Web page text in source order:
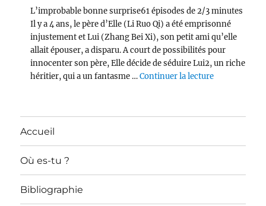
L’improbable bonne surprise61 épisodes de 2/3 minutes
Il y a 4 ans, le père d’Elle (Li Ruo Qi) a été emprisonné
injustement et Lui (Zhang Bei Xi), son petit ami qu’elle
allait épouser, a disparu. A court de possibilités pour
innocenter son père, Elle décide de séduire Lui2, un riche
héritier, qui a un fantasme …Continuer la lecturede « Devotee
Accueil
Où es-tu ?
Bibliographie